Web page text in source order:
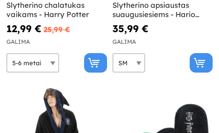
Slytherino chalatukas
vaikams - Harry Potter
12,99 € 25,99 €
GALIMA
Slytherino apsiaustas
suaugusiesiems - Hario
Poterio
35,99 €
GALIMA